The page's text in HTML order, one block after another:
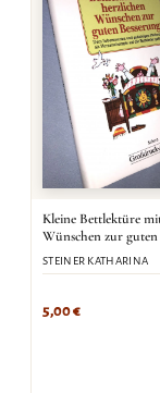
Kleine Bettlektüre
Wünschen zur guten
STEINER KATHARINA
5,00€